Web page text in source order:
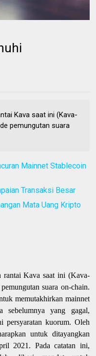
Kava saat ini (Kava-
pemungutan suara
Mainnet Stablecoin
Transaksi Besar
Mata Uang Kripto
rantai Kava saat ini (Kava-
suara on-chain.
memutakhirkan mainnet
sebelumnya yang gagal,
persyaratan kuorum. Oleh
untuk ditayangkan
2021. Pada catatan ini,